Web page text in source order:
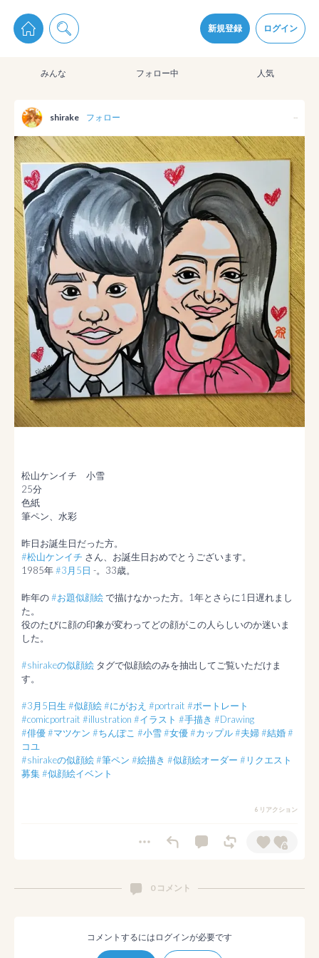
新規登録 ログイン
pixiv Sketchは2024年5月28日付で プライパシーポリシーを改定しました。
通知を受け取るにはここをクリックします
pixiv Sketchアプリでさらに快適に！
みんな フォロー中 人気
shirake フォロー --
松山ケンイチ　小雪
25分
色紙
筆ペン、水彩
#松山ケンイチ さん、お誕生日おめでとうございます。
1985年 #3月5日 -。33歳。
昨年の #お題似顔絵 で描けなかった方。1年とさらに1日遅れまし
た。
役のたびに顔の印象が変わってどの顔がこの人らしいのか迷いま
した。
#shirakeの似顔絵 タグで似顔絵のみを抽出してご覧いただけま
す。
#3月5日生 #似顔絵#にがおえ #portrait #ポートレート
#comicportrait #illustration #イラスト #手描き #Drawing
#俳優#マツケン #ちんぽこ #小雪#女優#カップル#夫婦#結婚#
コユ
#shirakeの似顔絵#筆ペン #絵描き #似顔絵オーダー #リクエスト
募集#似顔絵イベント
6 リアクション
0 コメント
コメントするにはログインが必要です